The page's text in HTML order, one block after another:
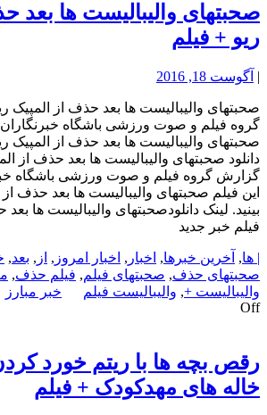
صحبتهای والیبالیست ها بعد
ریو + فیلم
آگوست 18, 2016
صحبتهای والیبالیست ها بعد حذف از المپیک
گروه فیلم و صوت ورزشی باشگاه خبرنگاران
صحبتهای والیبالیست ها بعد حذف از المپیک
دانلود صحبتهای والیبالیست ها بعد حذف از
گزارش گروه فیلم و صوت ورزشی باشگاه
این فیلم صحبتهای والیبالیست ها بعد حذف از
بینید. لینک دانلودصحبتهای والیبالیست ها بعد
فیلم خبر جدید
| ها,آخرین خبرها,اخبار, اخبار امروز, از , بعد,
صحبتهای حذف ,صحبتهای فیلم,فیلم حذف ,
والیبالیست +,والیبالیست فیلم خبر مبارز
Off
رقص بچه ها با ریتم خورد
خاله های مهدکودک + فیلم